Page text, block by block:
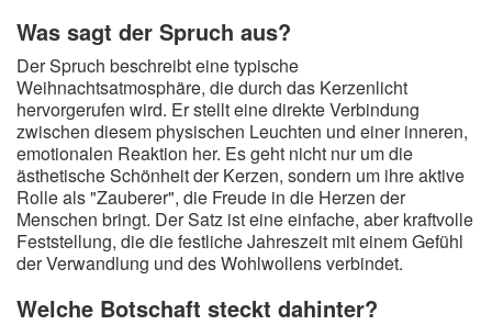
Was sagt der Spruch aus?
Der Spruch beschreibt eine typische
Weihnachtsatmosphäre, die durch das Kerzenlicht
hervorgerufen wird. Er stellt eine direkte Verbindung
zwischen diesem physischen Leuchten und einer inneren,
emotionalen Reaktion her. Es geht nicht nur um die
ästhetische Schönheit der Kerzen, sondern um ihre aktive
Rolle als "Zauberer", die Freude in die Herzen der
Menschen bringt. Der Satz ist eine einfache, aber kraftvolle
Feststellung, die die festliche Jahreszeit mit einem Gefühl
der Verwandlung und des Wohlwollens verbindet.
Welche Botschaft steckt dahinter?